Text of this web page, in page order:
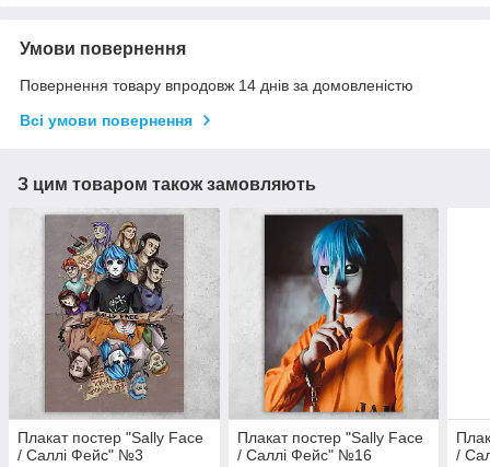
Умови повернення
Повернення товару впродовж 14 днів за домовленістю
Всі умови повернення
З цим товаром також замовляють
Плакат постер "Sally Face
/ Саллі Фейс" №3
Плакат постер "Sally Face
/ Саллі Фейс" №16
/